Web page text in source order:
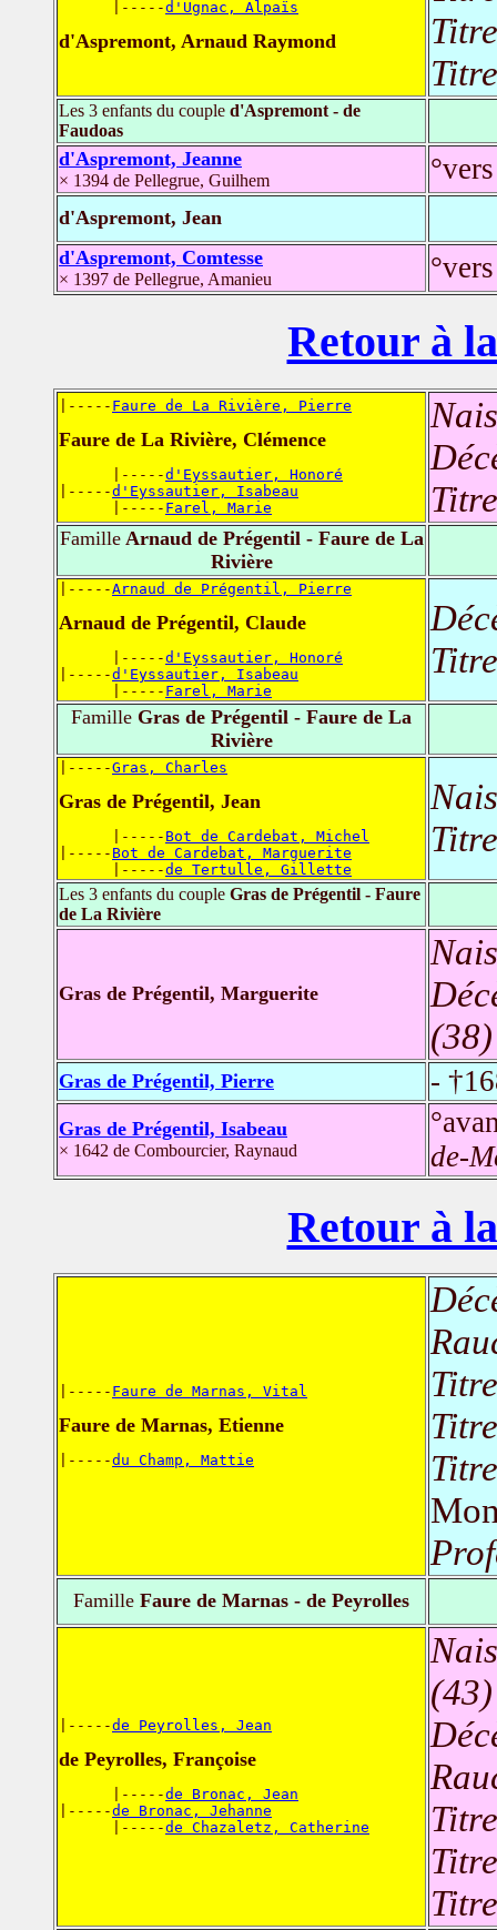
      |-----
d'Ugnac, Alpaïs
d'Aspremont, Arnaud Raymond
Les 3 enfants du couple d'Aspremont - de
Faudoas
d'Aspremont, Jeanne
× 1394 de Pellegrue, Guilhem
d'Aspremont, Jean
d'Aspremont, Comtesse
× 1397 de Pellegrue, Amanieu
Retour à
|----- Faure de La Rivière, Pierre
Faure de La Rivière, Clémence
      |-----
d'Eyssautier, Honoré
|-----d'Eyssautier, Isabeau
      |-----
Farel, Marie
FamilleArnaud de Prégentil - Faure de La
Rivière
|-----Arnaud de Prégentil, Pierre
Arnaud de Prégentil, Claude
      |-----
d'Eyssautier, Honoré
|-----d'Eyssautier, Isabeau
      |-----
Farel, Marie
Famille Gras de Prégentil - Faure de La
Rivière
|-----Gras, Charles
Gras de Prégentil, Jean
      |-----
Bot de Cardebat, Michel
|----- Bot de Cardebat, Marguerite
      |-----
de Tertulle, Gillette
Les 3 enfants du couple Gras de Prégentil - Faure
de La Rivière
Gras de Prégentil, Marguerite
(38)
Gras de Prégentil, Pierre -
Gras de Prégentil, Isabeau
× 1642 de Combourcier, Raynaud
de-
Retour à
|----- Faure de Marnas, Vital
Faure de Marnas, Etienne
|-----du Champ, Mattie
Famille Faure de Marnas - de Peyrolles
|-----de Peyrolles, Jean
de Peyrolles, Françoise
      |-----
de Bronac, Jean
|-----de Bronac, Jehanne
      |-----
de Chazaletz, Catherine
(43)